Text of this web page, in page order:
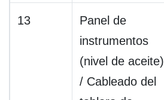
13
Panel de
instrumentos
(nivel de aceite)
/ Cableado del